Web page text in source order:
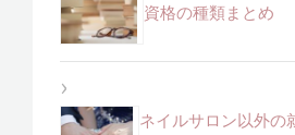
資格の種類まとめ
ネイルサロン以外の